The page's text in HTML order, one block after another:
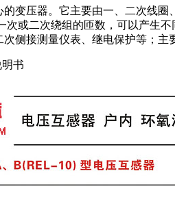
变压器。它主要由一、二次线
次或二次绕组的匝数，可以产生
侧接测量仪表、继电保护等；
书